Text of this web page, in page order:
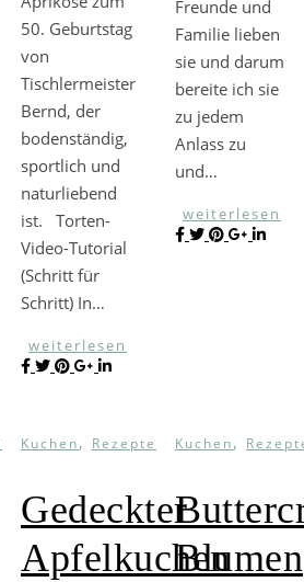
50. Geburtstag
von
Tischlermeister
Bernd, der
bodenständig,
sportlich und
naturliebend
ist. Torten-
Video-Tutorial
(Schritt für
Schritt) In…
weiterlesen
Freunde und
Familie lieben
sie und darum
bereite ich sie
zu jedem
Anlass zu
und…
weiterlesen
Kuchen, Rezepte
Gedeckter
Apfelkuchen
Kuchen,
Blumen